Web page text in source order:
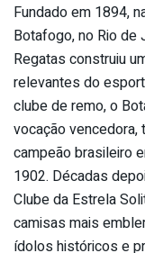
Fundado em 1894,
Botafogo, no Rio de
Regatas construiu
relevantes do
clube de remo, o
vocação
campeão brasileiro
1902. Décadas
Clube da Estrela
camisas mais
ídolos históricos e